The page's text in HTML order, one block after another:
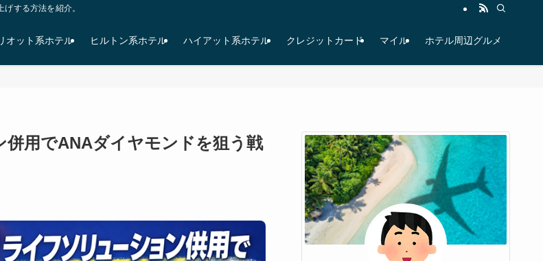
する方法を紹介。
オット系ホテル ヒルトン系ホテル ハイアット系ホテル クレジットカード マイル ホテル周辺グルメ
用でANAダイヤモンドを狙う戦